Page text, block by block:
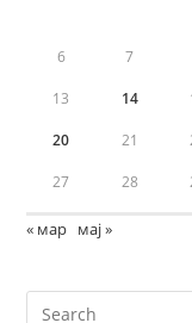
6 7
13 14
20 21
27 28
« мар мај »